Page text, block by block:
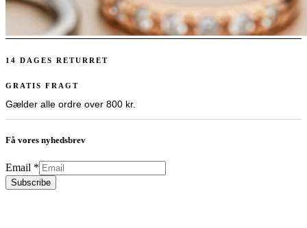
14 DAGES RETURRET
GRATIS FRAGT
Gælder alle ordre over 800 kr.
Få vores nyhedsbrev
Email *
Subscribe